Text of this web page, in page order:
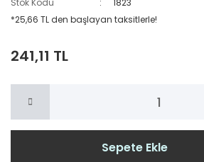
Stok Kodu
1823
*25,66 TL den başlayan taksitlerle!
241,11 TL
Sepete Ekle